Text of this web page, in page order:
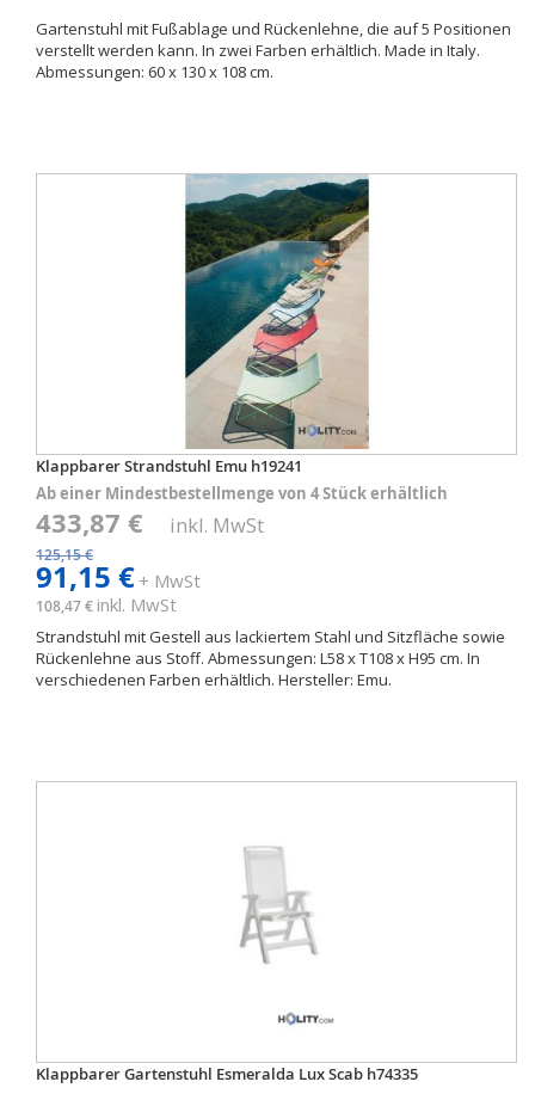
Gartenstuhl mit Fußablage und Rückenlehne, die auf 5 Positionen
verstellt werden kann. In zwei Farben erhältlich. Made in Italy.
Abmessungen: 60 x 130 x 108 cm.
Klappbarer Strandstuhl Emu h19241
Ab einer Mindestbestellmenge von 4 Stück erhältlich
433,87 € inkl. MwSt
125,15 €
91,15 €+ MwSt
108,47 € inkl. MwSt
Strandstuhl mit Gestell aus lackiertem Stahl und Sitzfläche sowie
Rückenlehne aus Stoff. Abmessungen: L58 x T108 x H95 cm. In
verschiedenen Farben erhältlich. Hersteller: Emu.
Klappbarer Gartenstuhl Esmeralda Lux Scab h74335